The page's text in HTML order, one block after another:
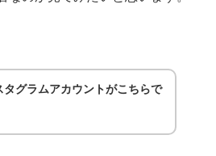
タグラムアカウントがこちらで